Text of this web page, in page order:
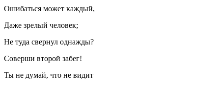
Ошибаться может каждый,
Даже зрелый человек;
Не туда свернул однажды?
Соверши второй забег!
Ты не думай, что не видит